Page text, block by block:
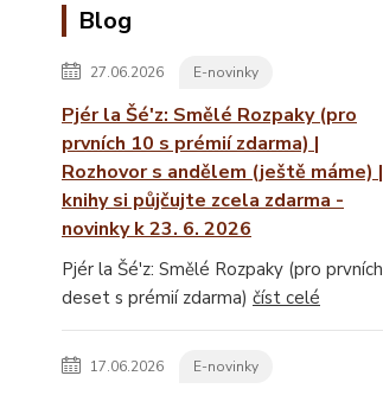
Blog
27.06.2026 E-novinky
Pjér la Šé'z: Smělé Rozpaky (pro
prvních 10 s prémií zdarma) |
Rozhovor s andělem (ještě máme) |
knihy si půjčujte zcela zdarma -
novinky k 23. 6. 2026
Pjér la Šé'z: Smělé Rozpaky (pro prvních
deset s prémií zdarma) číst celé
17.06.2026 E-novinky